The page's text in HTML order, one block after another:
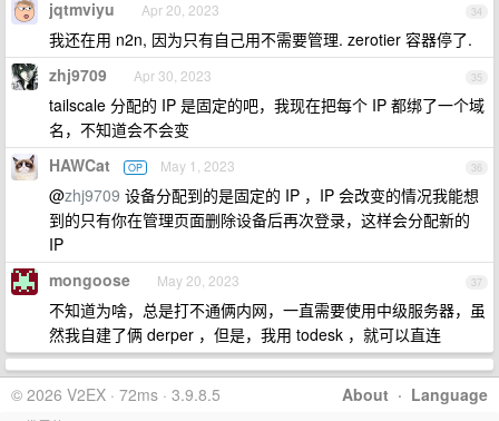
34
jqtmviyu Apr 20, 2023
我还在用 n2n, 因为只有自己用不需要管理. zerotier 容器停了.
35
zhj9709 Apr 30, 2023
tailscale 分配的 IP 是固定的吧，我现在把每个 IP 都绑了一个域
名，不知道会不会变
36
HAWCat OP May 1, 2023
@zhj9709 设备分配到的是固定的 IP ，IP 会改变的情况我能想
到的只有你在管理页面删除设备后再次登录，这样会分配新的
IP
37
mongoose May 20, 2023
不知道为啥，总是打不通俩内网，一直需要使用中级服务器，虽
然我自建了俩 derper ，但是，我用 todesk ，就可以直连
About · Language
© 2026 V2EX · 72ms · 3.9.8.5